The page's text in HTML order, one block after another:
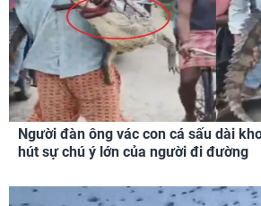
Người đàn ông vác con cá sấu dài
hút sự chú ý lớn của người đi đường